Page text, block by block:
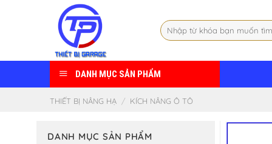
Tìm
kiếm:
DANH MỤC SẢN PHẨM
THIẾT BỊ NÂNG HẠ / KÍCH NÂNG Ô TÔ
DANH MỤC SẢN PHẨM